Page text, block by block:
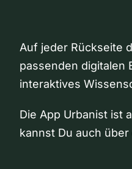
Auf jeder Rückseite
passenden digitalen
interaktives
Die App Urbanist ist
kannst Du auch